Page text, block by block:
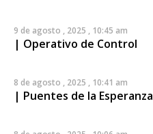
9 de agosto , 2025 , 10:45 am
| Operativo de Control
8 de agosto , 2025 , 10:41 am
| Puentes de la Esperanza